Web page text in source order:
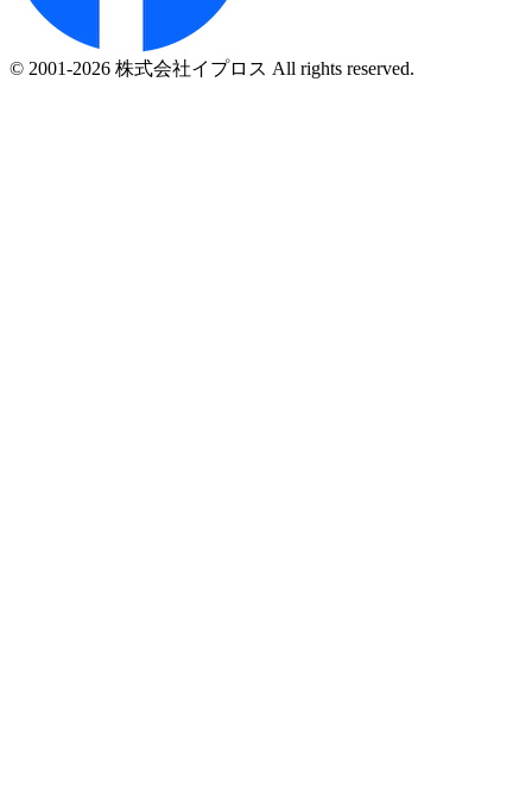
© 2001-2026 株式会社イプロス All rights reserved.